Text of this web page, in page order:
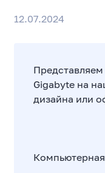
12.07.2024
Gigabyte на
дизайна или